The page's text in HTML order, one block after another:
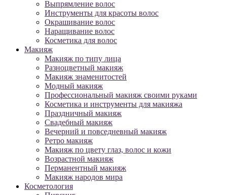
Выпрямление волос
Инструменты для красоты волос
Окрашивание волос
Наращивание волос
Косметика для волос
Макияж
Макияж по типу лица
Разноцветный макияж
Макияж знаменитостей
Модный макияж
Профессиональный макияж своими руками
Косметика и инструменты для макияжа
Праздничный макияж
Свадебный макияж
Вечерний и повседневный макияж
Ретро макияж
Макияж по цвету глаз, волос и кожи
Возрастной макияж
Перманентный макияж
Макияж народов мира
Косметология